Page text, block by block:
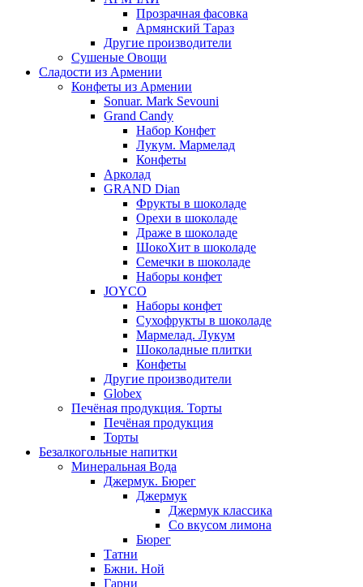
Прозрачная фасовка
Армянский Тараз
Другие производители
Сушеные Овощи
Сладости из Армении
Конфеты из Армении
Sonuar. Mark Sevouni
Grand Candy
Набор Конфет
Лукум. Мармелад
Конфеты
Арколад
GRAND Dian
Фрукты в шоколаде
Орехи в шоколаде
Драже в шоколаде
ШокоХит в шоколаде
Семечки в шоколаде
Наборы конфет
JOYCO
Наборы конфет
Сухофрукты в шоколаде
Мармелад. Лукум
Шоколадные плитки
Конфеты
Другие производители
Globex
Печёная продукция. Торты
Печёная продукция
Торты
Безалкогольные напитки
Минеральная Вода
Джермук. Бюрег
Джермук
Джермук классика
Со вкусом лимона
Бюрег
Татни
Бжни. Ной
Гарни